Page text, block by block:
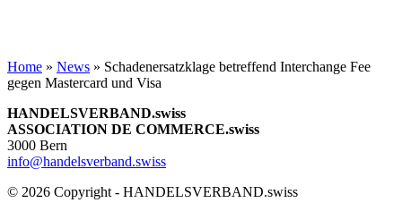
Home » News » Schadenersatzklage betreffend Interchange Fee
gegen Mastercard und Visa
HANDELSVERBAND.swiss
ASSOCIATION DE COMMERCE.swiss
3000 Bern
info@handelsverband.swiss
© 2026 Copyright - HANDELSVERBAND.swiss